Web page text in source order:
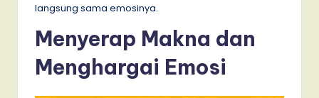
langsung sama emosinya.
Menyerap Makna dan
Menghargai Emosi